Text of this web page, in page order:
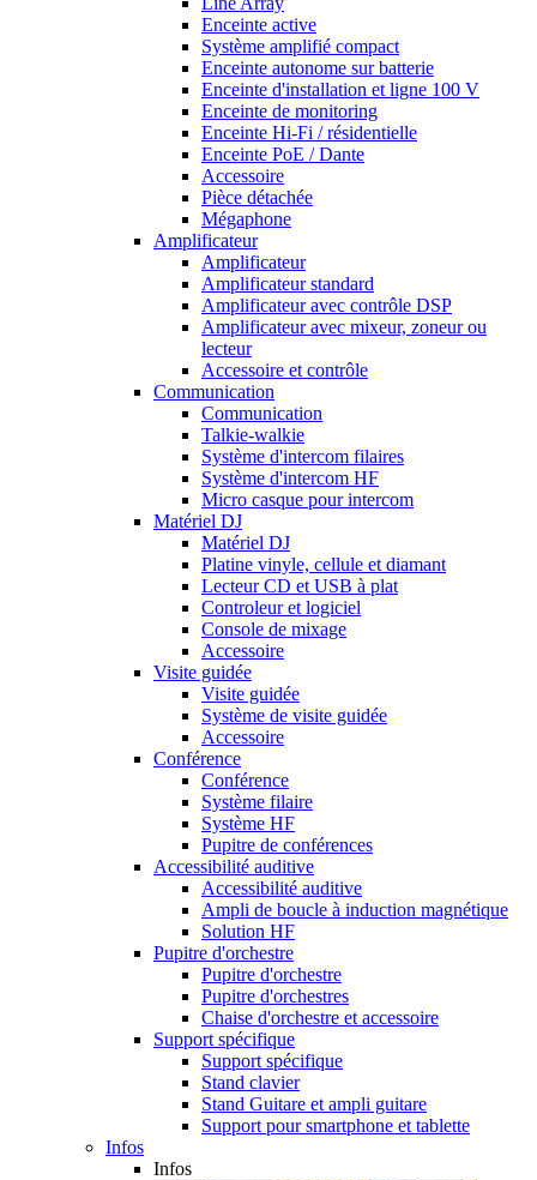
Enceinte active
Système amplifié compact
Enceinte autonome sur batterie
Enceinte d'installation et ligne 100 V
Enceinte de monitoring
Enceinte Hi-Fi / résidentielle
Enceinte PoE / Dante
Accessoire
Pièce détachée
Mégaphone
Amplificateur
Amplificateur
Amplificateur standard
Amplificateur avec contrôle DSP
Amplificateur avec mixeur, zoneur ou
lecteur
Accessoire et contrôle
Communication
Communication
Talkie-walkie
Système d'intercom filaires
Système d'intercom HF
Micro casque pour intercom
Matériel DJ
Matériel DJ
Platine vinyle, cellule et diamant
Lecteur CD et USB à plat
Controleur et logiciel
Console de mixage
Accessoire
Visite guidée
Visite guidée
Système de visite guidée
Accessoire
Conférence
Conférence
Système filaire
Système HF
Pupitre de conférences
Accessibilité auditive
Accessibilité auditive
Ampli de boucle à induction magnétique
Solution HF
Pupitre d'orchestre
Pupitre d'orchestre
Pupitre d'orchestres
Chaise d'orchestre et accessoire
Support spécifique
Support spécifique
Stand clavier
Stand Guitare et ampli guitare
Support pour smartphone et tablette
Infos
Infos